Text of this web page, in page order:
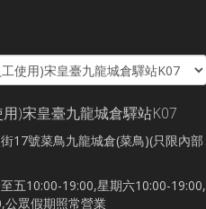
)宋皇臺九龍城倉驛站K07
17號菜鳥九龍城倉(菜鳥)(只限內部
五10:00-19:00,星期六10:00-19:00,
眾假期照常營業